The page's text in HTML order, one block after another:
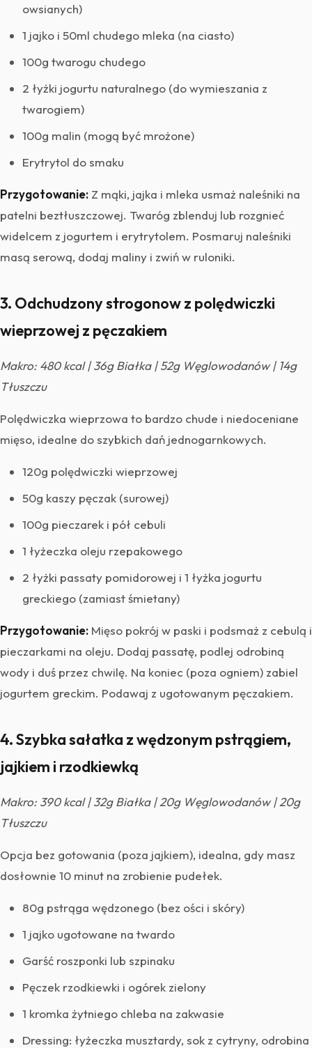
owsianych)
1 jajko i 50ml chudego mleka (na ciasto)
100g twarogu chudego
2 łyżki jogurtu naturalnego (do wymieszania z
twarogiem)
100g malin (mogą być mrożone)
Erytrytol do smaku
Przygotowanie: Z mąki, jajka i mleka usmaż naleśniki na
patelni beztłuszczowej. Twaróg zblenduj lub rozgnieć
widelcem z jogurtem i erytrytolem. Posmaruj naleśniki
masą serową, dodaj maliny i zwiń w ruloniki.
3. Odchudzony strogonow z polędwiczki
wieprzowej z pęczakiem
Makro: 480 kcal | 36g Białka | 52g Węglowodanów | 14g
Tłuszczu
Polędwiczka wieprzowa to bardzo chude i niedoceniane
mięso, idealne do szybkich dań jednogarnkowych.
120g polędwiczki wieprzowej
50g kaszy pęczak (surowej)
100g pieczarek i pół cebuli
1 łyżeczka oleju rzepakowego
2 łyżki passaty pomidorowej i 1 łyżka jogurtu
greckiego (zamiast śmietany)
Przygotowanie: Mięso pokrój w paski i podsmaż z cebulą i
pieczarkami na oleju. Dodaj passatę, podlej odrobiną
wody i duś przez chwilę. Na koniec (poza ogniem) zabiel
jogurtem greckim. Podawaj z ugotowanym pęczakiem.
4. Szybka sałatka z wędzonym pstrągiem,
jajkiem i rzodkiewką
Makro: 390 kcal | 32g Białka | 20g Węglowodanów | 20g
Tłuszczu
Opcja bez gotowania (poza jajkiem), idealna, gdy masz
dosłownie 10 minut na zrobienie pudełek.
80g pstrąga wędzonego (bez ości i skóry)
1 jajko ugotowane na twardo
Garść roszponki lub szpinaku
Pęczek rzodkiewki i ogórek zielony
1 kromka żytniego chleba na zakwasie
Dressing: łyżeczka musztardy, sok z cytryny, odrobina